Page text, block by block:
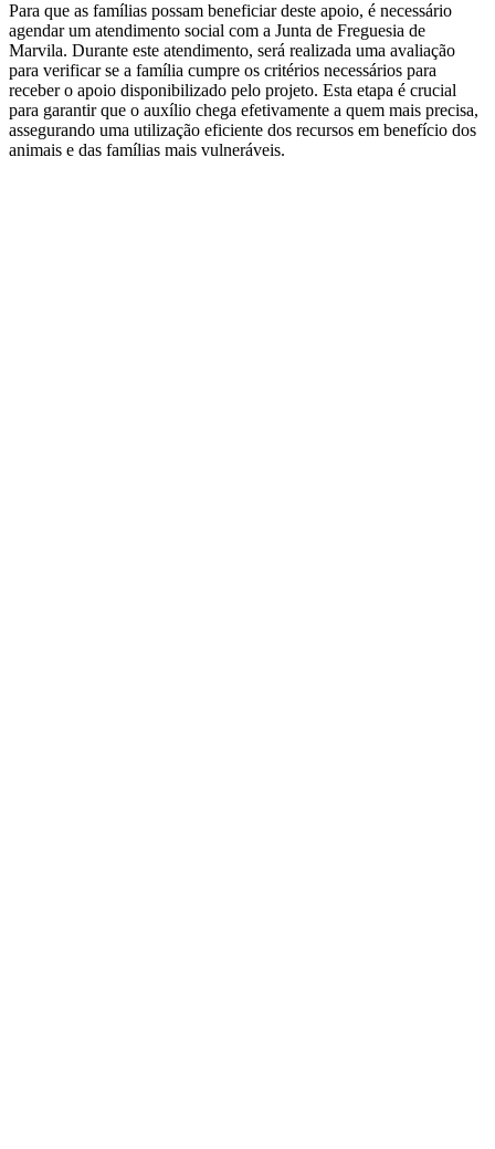
Para que as famílias possam beneficiar deste apoio, é necessário
agendar um atendimento social com a Junta de Freguesia de
Marvila. Durante este atendimento, será realizada uma avaliação
para verificar se a família cumpre os critérios necessários para
receber o apoio disponibilizado pelo projeto. Esta etapa é crucial
para garantir que o auxílio chega efetivamente a quem mais precisa,
assegurando uma utilização eficiente dos recursos em benefício dos
animais e das famílias mais vulneráveis.